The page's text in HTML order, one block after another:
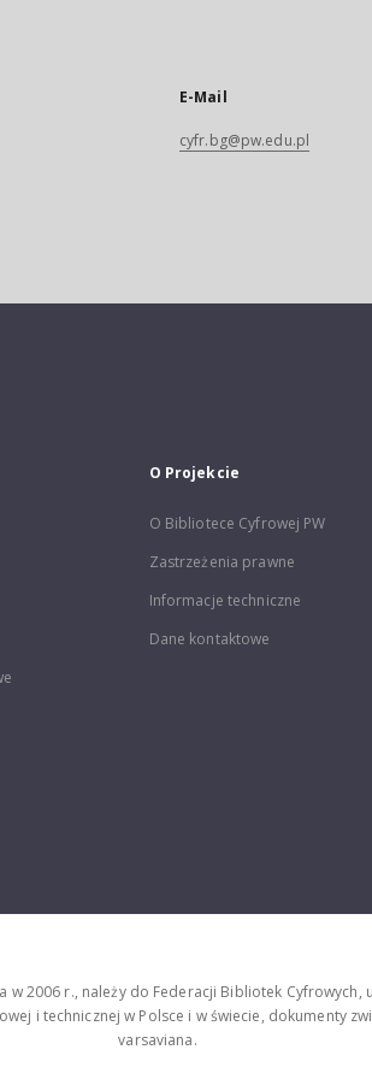
E-Mail
cyfr.bg@pw.edu.pl
O Projekcie
O Bibliotece Cyfrowej PW
Zastrzeżenia prawne
Informacje techniczne
Dane kontaktowe
2006 r., należy do Federacji Bibliotek
i technicznej w Polsce i w świecie, dokumenty
varsaviana.